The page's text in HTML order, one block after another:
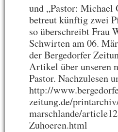
und „Pastor: Michael
betreut künftig zwei
so überschreibt Frau
Schwirten am 06.
der Bergedorfer
Artikel über unseren
Pastor. Nachzulesen
http://
zeitung.de/
marschlande/
Zuhoeren.html